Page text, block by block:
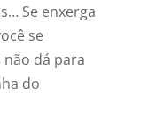
Se enxerga
se
dá para
do